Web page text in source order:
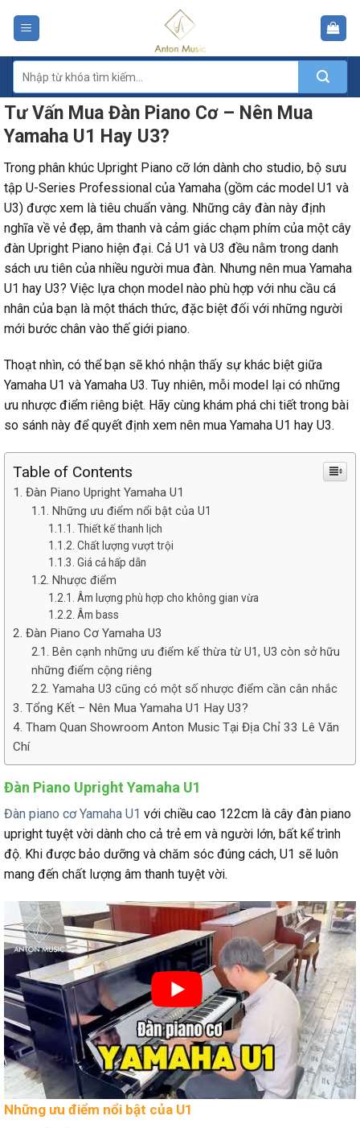
kiếm:
Tư Vấn Mua Đàn Piano Cơ – Nên Mua
Yamaha U1 Hay U3?
Trong phân khúc Upright Piano cỡ lớn dành cho studio, bộ sưu
tập U-Series Professional của Yamaha (gồm các model U1 và
U3) được xem là tiêu chuẩn vàng. Những cây đàn này định
nghĩa về vẻ đẹp, âm thanh và cảm giác chạm phím của một cây
đàn Upright Piano hiện đại. Cả U1 và U3 đều nằm trong danh
sách ưu tiên của nhiều người mua đàn. Nhưng nên mua Yamaha
U1 hay U3? Việc lựa chọn model nào phù hợp với nhu cầu cá
nhân của bạn là một thách thức, đặc biệt đối với những người
mới bước chân vào thế giới piano.
Thoạt nhìn, có thể bạn sẽ khó nhận thấy sự khác biệt giữa
Yamaha U1 và Yamaha U3. Tuy nhiên, mỗi model lại có những
ưu nhược điểm riêng biệt. Hãy cùng khám phá chi tiết trong bài
so sánh này để quyết định xem nên mua Yamaha U1 hay U3.
Table of Contents
Đàn Piano Upright Yamaha U1
Những ưu điểm nổi bật của U1
Thiết kế thanh lịch
Chất lượng vượt trội
Giá cả hấp dẫn
Nhược điểm
Âm lượng phù hợp cho không gian vừa
Âm bass
Đàn Piano Cơ Yamaha U3
Bên cạnh những ưu điểm kế thừa từ U1, U3 còn sở hữu
những điểm cộng riêng
Yamaha U3 cũng có một số nhược điểm cần cân nhắc
Tổng Kết – Nên Mua Yamaha U1 Hay U3?
Tham Quan Showroom Anton Music Tại Địa Chỉ 33 Lê Văn
Chí
Đàn Piano Upright Yamaha U1
Đàn piano cơ Yamaha U1 với chiều cao 122cm là cây đàn piano
upright tuyệt vời dành cho cả trẻ em và người lớn, bất kể trình
độ. Khi được bảo dưỡng và chăm sóc đúng cách, U1 sẽ luôn
mang đến chất lượng âm thanh tuyệt vời.
Những ưu điểm nổi bật của U1